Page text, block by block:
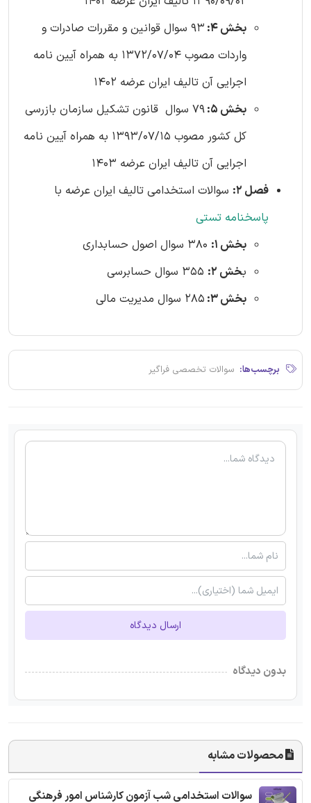
بخش 4:
93 سوال قوانین و مقررات صادرات و
واردات مصوب 1372/07/04 به همراه آیین نامه
اجرایی آن تالیف ایران عرضه 1402
بخش 5:
79 سوال قانون تشکیل سازمان بازرسی
کل کشور مصوب 1393/07/15 به همراه آیین نامه
اجرایی آن تالیف ایران عرضه 1403
فصل 2:
سوالات استخدامی تالیف ایران عرضه با
پاسخنامه تستی
بخش 1:
بخش 2:
بخش 3:
285 سوال مدیریت مالی
برچسب‌ها: سوالات تخصصی فراگیر
ارسال دیدگاه
بدون دیدگاه
محصولات مشابه
سوالات استخدامی شب آزمون کارشناس امور فرهنگی